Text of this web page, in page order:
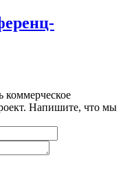
коммерческое
Напишите, что мы